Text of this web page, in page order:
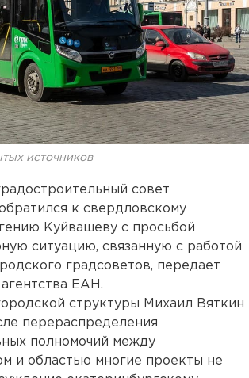
источников
совет
к свердловскому
Куйвашеву с просьбой
ситуацию, связанную с работой
градсоветов, передает
ЕАН.
структуры Михаил Вяткин
перераспределения
полномочий между
и областью многие проекты не